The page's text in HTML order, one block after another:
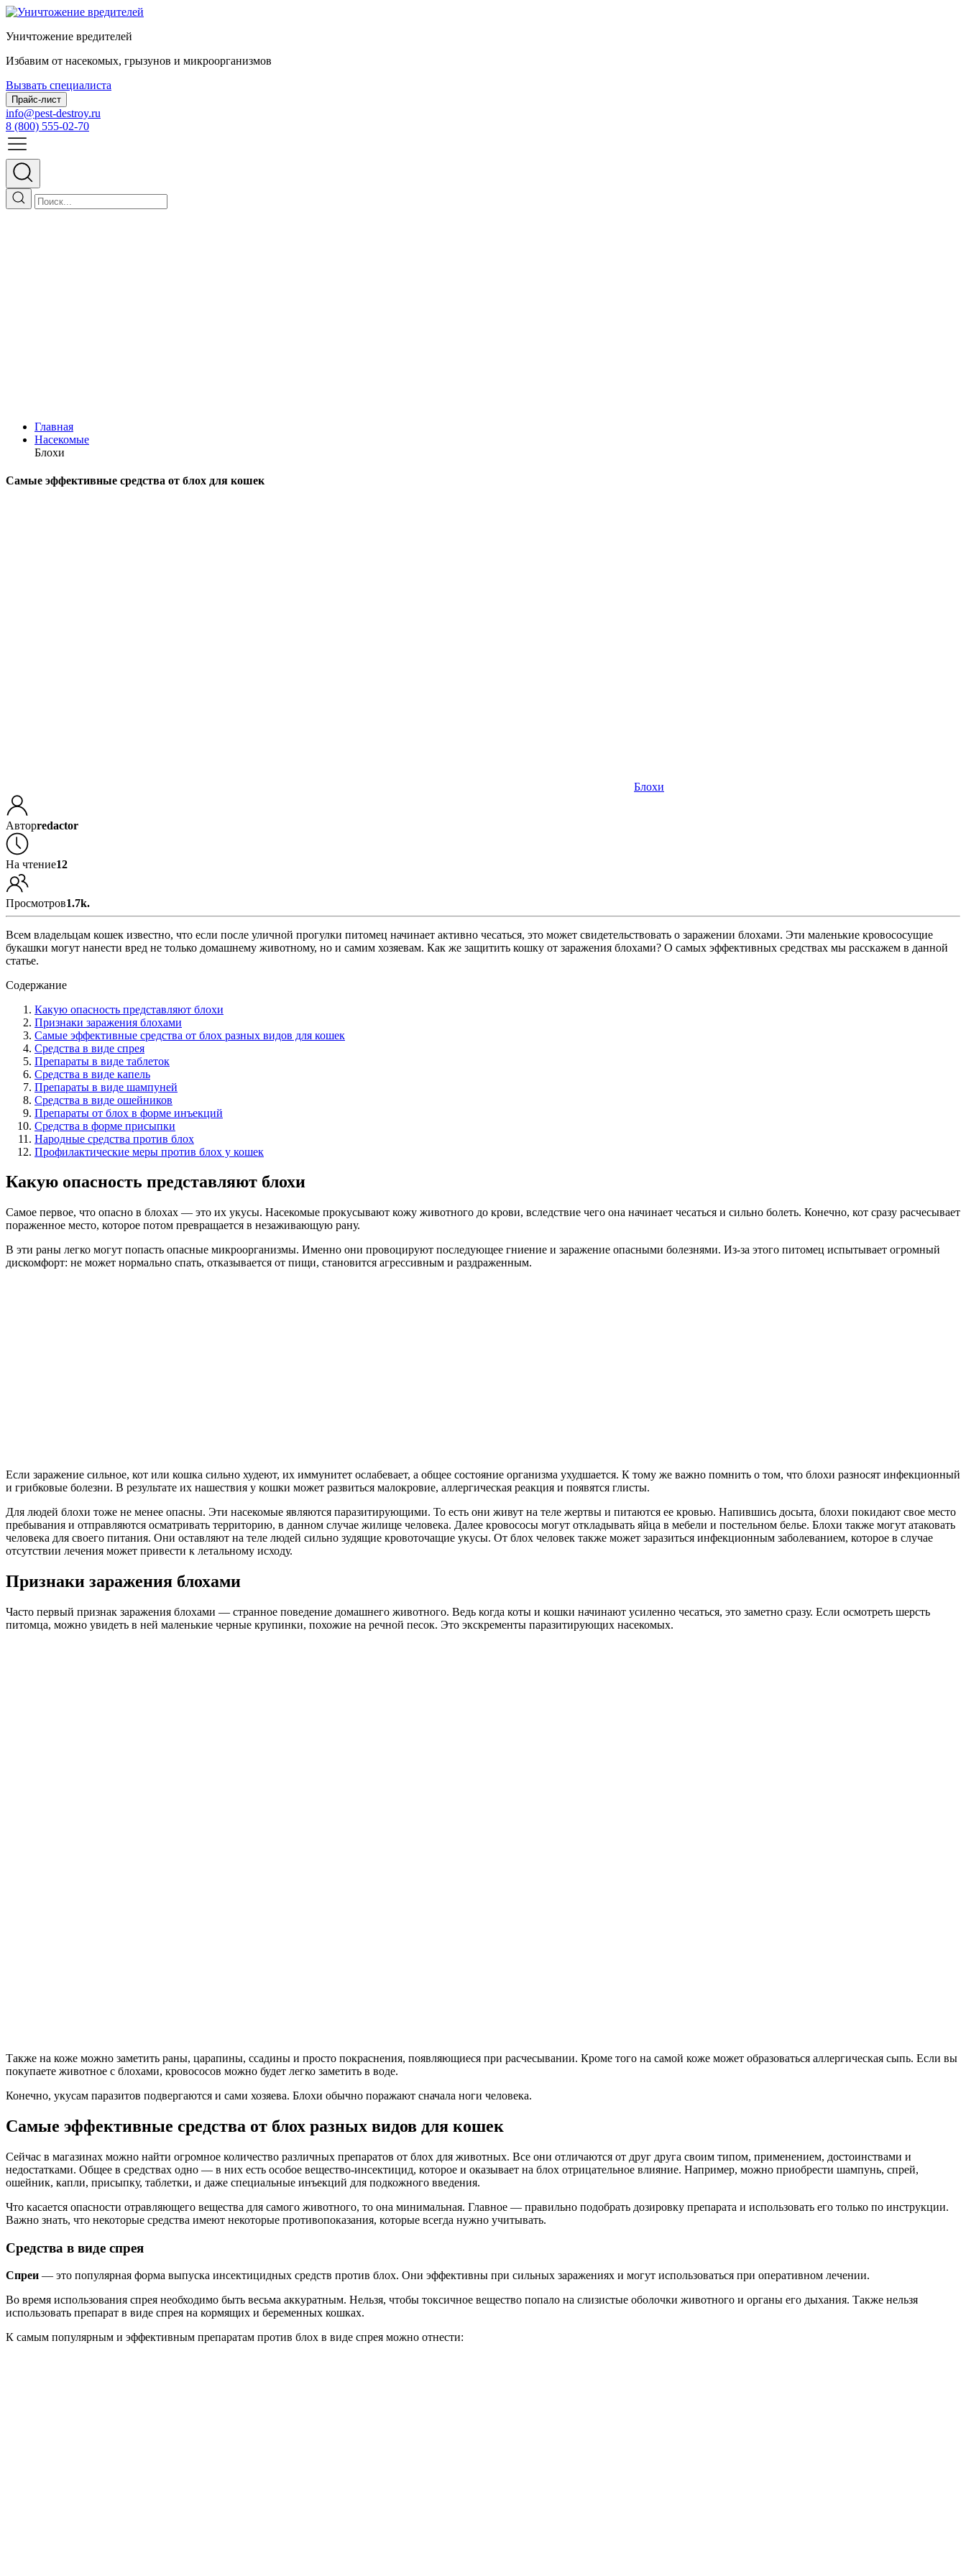
Уничтожение вредителей
Избавим от насекомых, грызунов и микроорганизмов
Вызвать специалиста
Прайс-лист
info@pest-destroy.ru
8 (800) 555-02-70
Главная
Насекомые
Блохи
Самые эффективные средства от блох для кошек
Блохи
Авторredactor
На чтение12
Просмотров1.7k.
Всем владельцам кошек известно, что если после уличной прогулки питомец начинает активно чесаться, это может свидетельствовать о заражении блохами. Эти маленькие кровососущие
букашки могут нанести вред не только домашнему животному, но и самим хозяевам. Как же защитить кошку от заражения блохами? О самых эффективных средствах мы расскажем в данной
статье.
Содержание
Какую опасность представляют блохи
Признаки заражения блохами
Самые эффективные средства от блох разных видов для кошек
Средства в виде спрея
Препараты в виде таблеток
Средства в виде капель
Препараты в виде шампуней
Средства в виде ошейников
Препараты от блох в форме инъекций
Средства в форме присыпки
Народные средства против блох
Профилактические меры против блох у кошек
Какую опасность представляют блохи
Самое первое, что опасно в блохах — это их укусы. Насекомые прокусывают кожу животного до крови, вследствие чего она начинает чесаться и сильно болеть. Конечно, кот сразу расчесывает
пораженное место, которое потом превращается в незаживающую рану.
В эти раны легко могут попасть опасные микроорганизмы. Именно они провоцируют последующее гниение и заражение опасными болезнями. Из-за этого питомец испытывает огромный
дискомфорт: не может нормально спать, отказывается от пищи, становится агрессивным и раздраженным.
Если заражение сильное, кот или кошка сильно худеют, их иммунитет ослабевает, а общее состояние организма ухудшается. К тому же важно помнить о том, что блохи разносят инфекционный
и грибковые болезни. В результате их нашествия у кошки может развиться малокровие, аллергическая реакция и появятся глисты.
Для людей блохи тоже не менее опасны. Эти насекомые являются паразитирующими. То есть они живут на теле жертвы и питаются ее кровью. Напившись досыта, блохи покидают свое место
пребывания и отправляются осматривать территорию, в данном случае жилище человека. Далее кровососы могут откладывать яйца в мебели и постельном белье. Блохи также могут атаковать
человека для своего питания. Они оставляют на теле людей сильно зудящие кровоточащие укусы. От блох человек также может заразиться инфекционным заболеванием, которое в случае
отсутствии лечения может привести к летальному исходу.
Признаки заражения блохами
Часто первый признак заражения блохами — странное поведение домашнего животного. Ведь когда коты и кошки начинают усиленно чесаться, это заметно сразу. Если осмотреть шерсть
питомца, можно увидеть в ней маленькие черные крупинки, похожие на речной песок. Это экскременты паразитирующих насекомых.
Также на коже можно заметить раны, царапины, ссадины и просто покраснения, появляющиеся при расчесывании. Кроме того на самой коже может образоваться аллергическая сыпь. Если вы
покупаете животное с блохами, кровососов можно будет легко заметить в воде.
Конечно, укусам паразитов подвергаются и сами хозяева. Блохи обычно поражают сначала ноги человека.
Самые эффективные средства от блох разных видов для кошек
Сейчас в магазинах можно найти огромное количество различных препаратов от блох для животных. Все они отличаются от друг друга своим типом, применением, достоинствами и
недостатками. Общее в средствах одно — в них есть особое вещество-инсектицид, которое и оказывает на блох отрицательное влияние. Например, можно приобрести шампунь, спрей,
ошейник, капли, присыпку, таблетки, и даже специальные инъекций для подкожного введения.
Что касается опасности отравляющего вещества для самого животного, то она минимальная. Главное — правильно подобрать дозировку препарата и использовать его только по инструкции.
Важно знать, что некоторые средства имеют некоторые противопоказания, которые всегда нужно учитывать.
Средства в виде спрея
Спреи — это популярная форма выпуска инсектицидных средств против блох. Они эффективны при сильных заражениях и могут использоваться при оперативном лечении.
Во время использования спрея необходимо быть весьма аккуратным. Нельзя, чтобы токсичное вещество попало на слизистые оболочки животного и органы его дыхания. Также нельзя
использовать препарат в виде спрея на кормящих и беременных кошках.
К самым популярным и эффективным препаратам против блох в виде спрея можно отнести: